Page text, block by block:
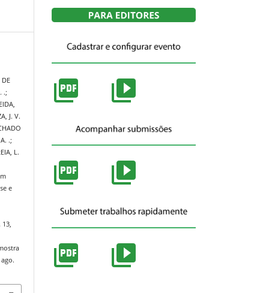
DE
.;
J. V.
.;
L.
e
13,